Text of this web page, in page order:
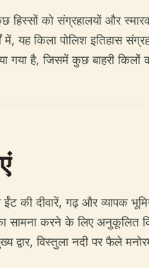
हिस्सों को संग्रहालयों और
में, यह किला पोलिश इतिहास
है, जिसमें कुछ बाहरी किलों
ईंट की दीवारें, गढ़ और व्यापक
सामना करने के लिए अनुकूलित
द्वार, विस्तुला नदी पर फैले